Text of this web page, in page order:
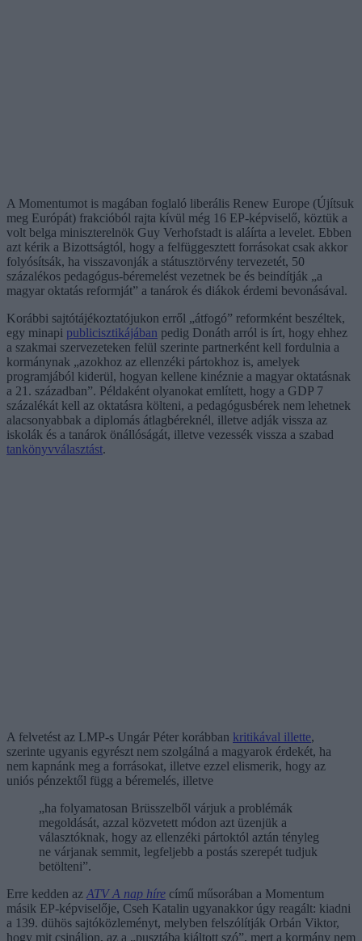
A Momentumot is magában foglaló liberális Renew Europe (Újítsuk
meg Európát) frakcióból rajta kívül még 16 EP-képviselő, köztük a
volt belga miniszterelnök Guy Verhofstadt is aláírta a levelet. Ebben
azt kérik a Bizottságtól, hogy a felfüggesztett forrásokat csak akkor
folyósítsák, ha visszavonják a státusztörvény tervezetét, 50
százalékos pedagógus-béremelést vezetnek be és beindítják „a
magyar oktatás reformját” a tanárok és diákok érdemi bevonásával.
Korábbi sajtótájékoztatójukon erről „átfogó” reformként beszéltek,
egy minapi publicisztikájában pedig Donáth arról is írt, hogy ehhez
a szakmai szervezeteken felül szerinte partnerként kell fordulnia a
kormánynak „azokhoz az ellenzéki pártokhoz is, amelyek
programjából kiderül, hogyan kellene kinéznie a magyar oktatásnak
a 21. században”. Példaként olyanokat említett, hogy a GDP 7
százalékát kell az oktatásra költeni, a pedagógusbérek nem lehetnek
alacsonyabbak a diplomás átlagbéreknél, illetve adják vissza az
iskolák és a tanárok önállóságát, illetve vezessék vissza a szabad
tankönyvválasztást.
A felvetést az LMP-s Ungár Péter korábban kritikával illette,
szerinte ugyanis egyrészt nem szolgálná a magyarok érdekét, ha
nem kapnánk meg a forrásokat, illetve ezzel elismerik, hogy az
uniós pénzektől függ a béremelés, illetve
„ha folyamatosan Brüsszelből várjuk a problémák
megoldását, azzal közvetett módon azt üzenjük a
választóknak, hogy az ellenzéki pártoktól aztán tényleg
ne várjanak semmit, legfeljebb a postás szerepét tudjuk
betölteni”.
Erre kedden az ATV A nap híre című műsorában a Momentum
másik EP-képviselője, Cseh Katalin ugyanakkor úgy reagált: kiadni
a 139. dühös sajtóközleményt, melyben felszólítják Orbán Viktor,
hogy mit csináljon, az a „pusztába kiáltott szó”, mert a kormány nem